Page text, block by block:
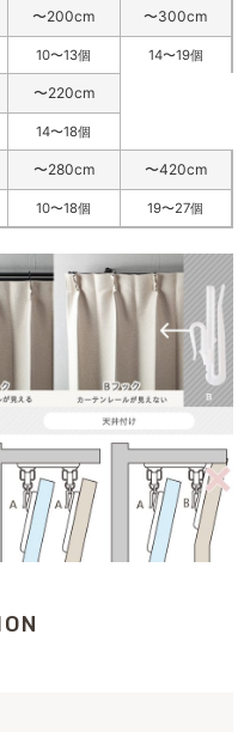
〜200cm 〜300cm
10〜13個 14〜19個
〜220cm
14〜18個
〜280cm 〜420cm
10〜18個 19〜27個